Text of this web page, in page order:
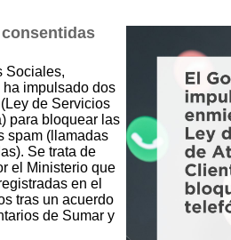
Sociales,
impulsado dos
de Servicios
para bloquear las
spam (llamadas
Se trata de
el Ministerio que
en el
tras un acuerdo
de Sumar y